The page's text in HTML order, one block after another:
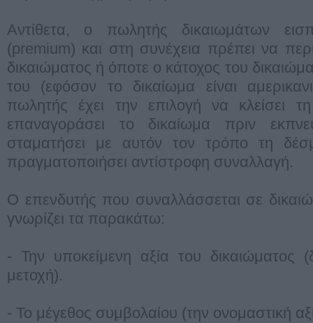
Αντίθετα, ο πωλητής δικαιωμάτων
(premium) και στη συνέχεια πρέπει να
δικαιώματος ή όποτε ο κάτοχος του
του (εφόσον το δικαίωμα είναι
πωλητής έχει την επιλογή να κλείσει
επαναγοράσει το δικαίωμα πριν
σταματήσει με αυτόν τον τρόπο τη
πραγματοποιήσει αντίστροφη συναλλαγή.
O επενδυτής που συναλλάσσεται σε
γνωρίζει τα παρακάτω:
- Την υποκείμενη αξία του δικαιώματος
μετοχή).
- Το μέγεθος συμβολαίου (την ονομαστική